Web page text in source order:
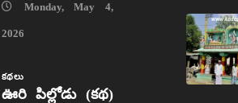
Monday, May 4,
2026
కథలు
ఊరి పిల్లోడు (కథ)